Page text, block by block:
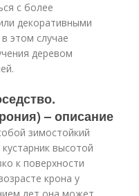
с более
декоративными
этом случае
деревом
– описание
зимостойкий
высотой
к поверхности
крона у